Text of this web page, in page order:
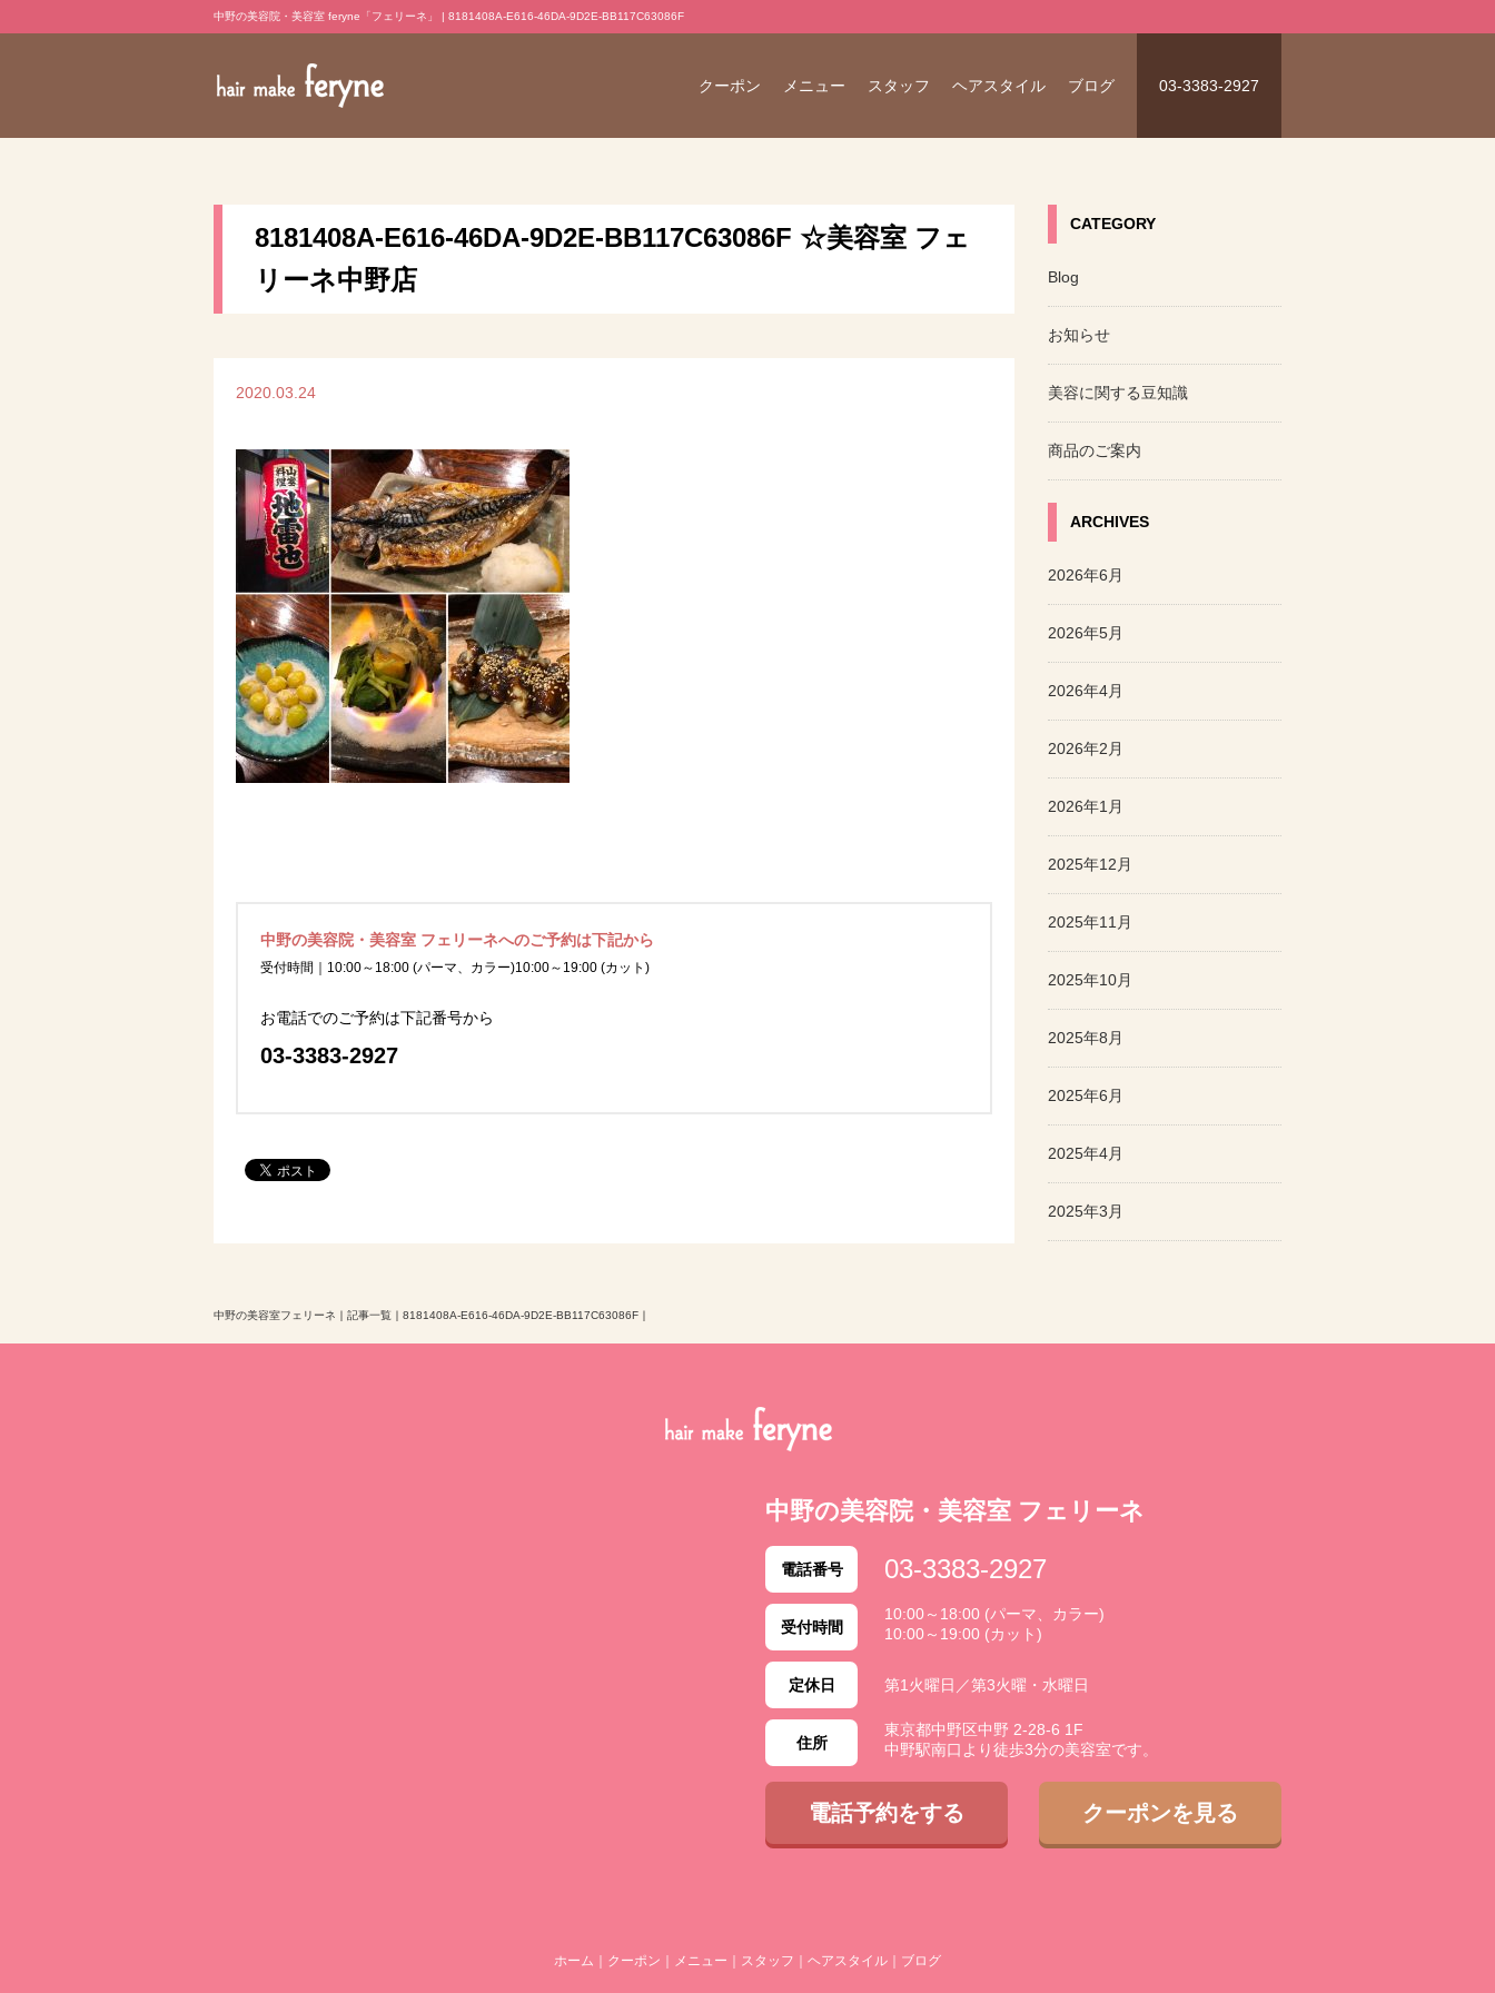
中野の美容院・美容室 feryne「フェリーネ」 | 8181408A-E616-46DA-9D2E-BB117C63086F
03-3383-2927
ブログ
ヘアスタイル
スタッフ
メニュー
クーポン
8181408A-E616-46DA-9D2E-BB117C63086F ☆美容室 フェ
リーネ中野店
2020.03.24
中野の美容院・美容室 フェリーネへのご予約は下記から
受付時間｜10:00～18:00 (パーマ、カラー)10:00～19:00 (カット)
お電話でのご予約は下記番号から
03-3383-2927
CATEGORY
Blog
お知らせ
美容に関する豆知識
商品のご案内
ARCHIVES
2026年6月
2026年5月
2026年4月
2026年2月
2026年1月
2025年12月
2025年11月
2025年10月
2025年8月
2025年6月
2025年4月
2025年3月
中野の美容室フェリーネ ｜ 記事一覧 ｜ 8181408A-E616-46DA-9D2E-BB117C63086F ｜
中野の美容院・美容室 フェリーネ
電話番号 03-3383-2927
受付時間
10:00～18:00 (パーマ、カラー)
10:00～19:00 (カット)
定休日 第1火曜日／第3火曜・水曜日
住所
東京都中野区中野 2-28-6 1F
中野駅南口より徒歩3分の美容室です。
電話予約をする クーポンを見る
ホーム クーポン メニュー スタッフ ヘアスタイル ブログ